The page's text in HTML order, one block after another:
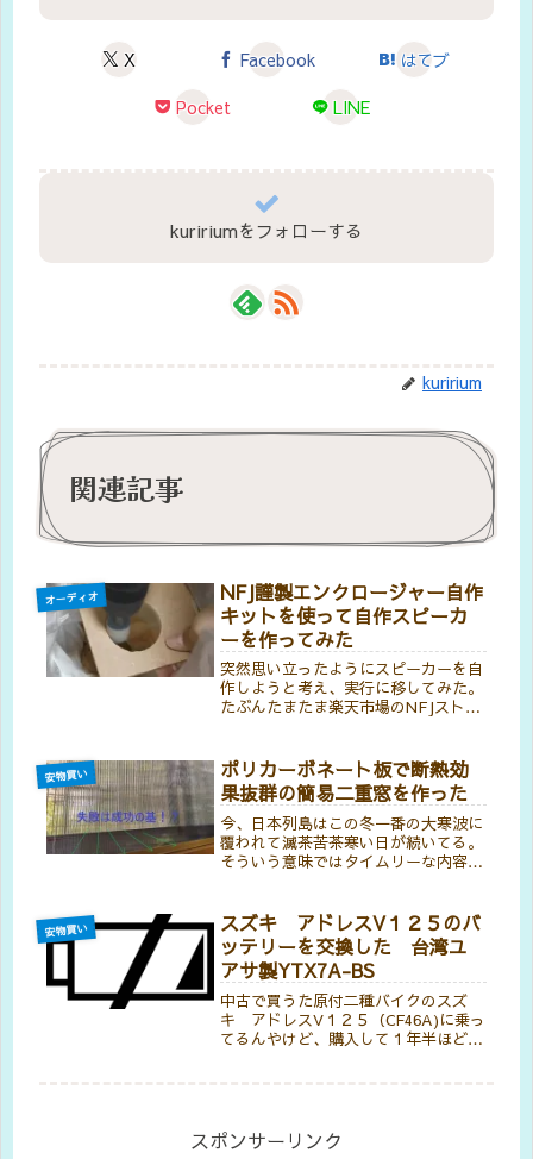
X Facebook
はてブ
Pocket
LINE
kuririumをフォローする
kuririum
関連記事
オーディオ
NFJ謹製エンクロージャー自作
キットを使って自作スピーカ
ーを作ってみた
突然思い立ったようにスピーカーを自
作しようと考え、実行に移してみた。
たぶんたまたま楽天市場のNFJストア
たんやないかと思う。NFJストア ス
ピーカー自作キットNFJ謹製エン...
安物買い
ポリカーボネート板で断熱効
果抜群の簡易二重窓を作った
今、日本列島はこの冬一番の大寒波に
覆われて滅茶苦茶寒い日が続いてる。
そういう意味ではタイムリーな内容や
たような気がする。実際に作ったのは
11月やしね。でも、なんかねぇ製作
過...
安物買い
スズキ アドレスV１２５のバ
ッテリーを交換した 台湾ユ
アサ製YTX7A-BS
中古で買うた原付二種バイクのスズ
キ アドレスV１２５（CF46A)に乗っ
てるんやけど、購入して１年半ほどが
スポンサーリンク